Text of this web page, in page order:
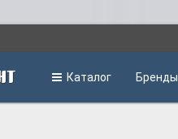
Каталог Бренды